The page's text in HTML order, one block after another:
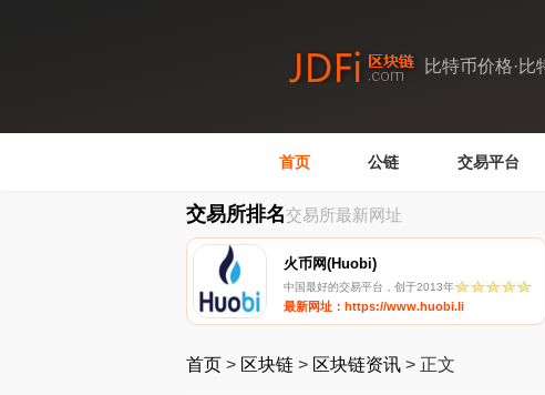
比特币价格·比
首页 公链 交易平台
交易所排名交易所最新网址
火币网(Huobi)
中国最好的交易平台，创于2013年
最新网址：https://www.huobi.li
首页 > 区块链 > 区块链资讯 > 正文